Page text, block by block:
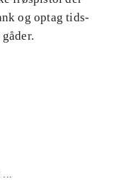
og optag tids-